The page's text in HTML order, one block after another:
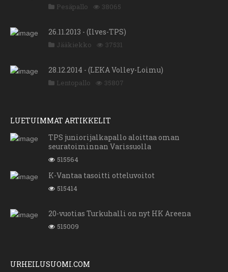
Pesäpallo 38065
26.11.2013 - (Ilves-TPS)
Jääkiekko 37531
28.12.2014 - (LEKA Volley-Loimu)
Lentopallo 35807
LUETUIMMAT ARTIKKELIT
TPS juniorijalkapallo aloittaa oman
seuratoiminnan Varissuolla
515564
K-Vantaa tasoitti otteluvoitot
515414
20-vuotias Turkuhalli on nyt HK Areena
515009
URHEILUSUOMI.COM